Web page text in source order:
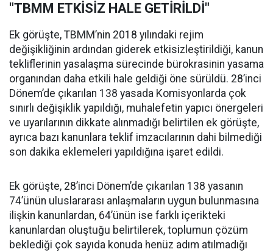
"TBMM ETKİSİZ HALE GETİRİLDİ"
Ek görüşte, TBMM’nin 2018 yılındaki rejim
değişikliğinin ardından giderek etkisizleştirildiği, kanun
tekliflerinin yasalaşma sürecinde bürokrasinin yasama
organından daha etkili hale geldiği öne sürüldü. 28’inci
Dönem’de çıkarılan 138 yasada Komisyonlarda çok
sınırlı değişiklik yapıldığı, muhalefetin yapıcı önergeleri
ve uyarılarının dikkate alınmadığı belirtilen ek görüşte,
ayrıca bazı kanunlara teklif imzacılarının dahi bilmediği
son dakika eklemeleri yapıldığına işaret edildi.
Ek görüşte, 28’inci Dönem’de çıkarılan 138 yasanın
74’ünün uluslararası anlaşmaların uygun bulunmasına
ilişkin kanunlardan, 64’ünün ise farklı içerikteki
kanunlardan oluştuğu belirtilerek, toplumun çözüm
beklediği çok sayıda konuda henüz adım atılmadığı